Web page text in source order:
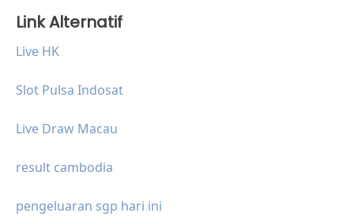
Link Alternatif
Live HK
Slot Pulsa Indosat
Live Draw Macau
result cambodia
pengeluaran sgp hari ini